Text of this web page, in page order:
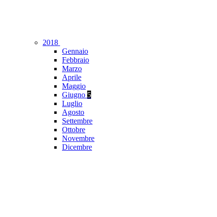
2018
Gennaio
Febbraio
Marzo
Aprile
Maggio
Giugno 5
Luglio
Agosto
Settembre
Ottobre
Novembre
Dicembre